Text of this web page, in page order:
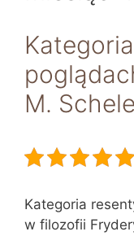
M.
Kategoria
w filozofii